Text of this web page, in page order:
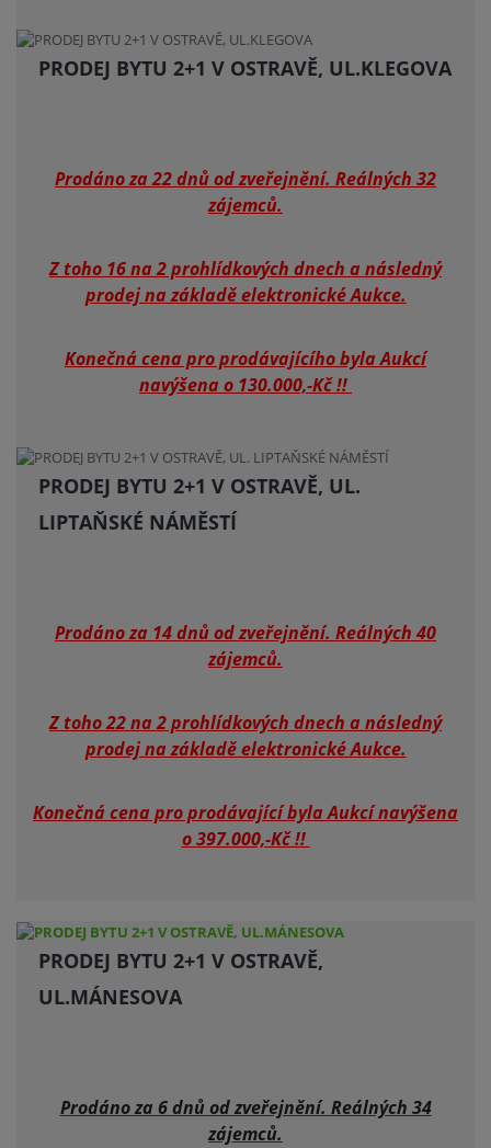
PRODEJ BYTU 2+1 V OSTRAVĚ, UL.KLEGOVA
Prodáno za 22 dnů od zveřejnění. Reálných 32
zájemců.
Z toho 16 na 2 prohlídkových dnech a následný
prodej na základě elektronické Aukce.
Konečná cena pro prodávajícího byla Aukcí
navýšena o 130.000,-Kč !!
PRODEJ BYTU 2+1 V OSTRAVĚ, UL.
LIPTAŇSKÉ NÁMĚSTÍ
Prodáno za 14 dnů od zveřejnění. Reálných 40
zájemců.
Z toho 22 na 2 prohlídkových dnech a následný
prodej na základě elektronické Aukce.
Konečná cena pro prodávající byla Aukcí navýšena
o 397.000,-Kč !!
PRODEJ BYTU 2+1 V OSTRAVĚ,
UL.MÁNESOVA
Prodáno za 6 dnů od zveřejnění. Reálných 34
zájemců.